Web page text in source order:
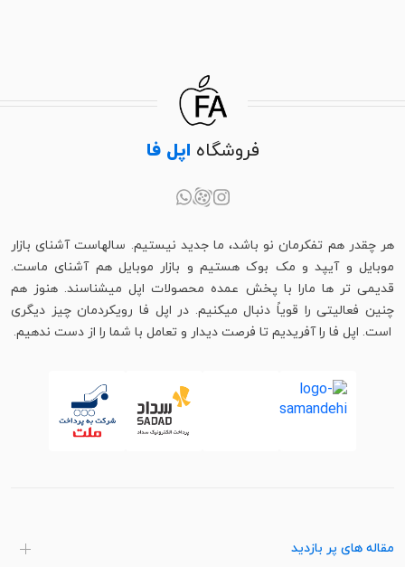
فروشگاه اپل فا
هر چقدر هم تفکرمان نو باشد، ما جدید نیستیم. سالهاست آشنای بازار
موبایل و آیپد و مک بوک هستیم و بازار موبایل هم آشنای ماست.
قدیمی تر ها مارا با پخش عمده محصولات اپل میشناسند. هنوز هم
چنین فعالیتی را قویاً دنبال میکنیم. در اپل فا رویکردمان چیز دیگری
است. اپل فا را آفریدیم تا فرصت دیدار و تعامل با شما را از دست ندهیم.
مقاله های پر بازدید